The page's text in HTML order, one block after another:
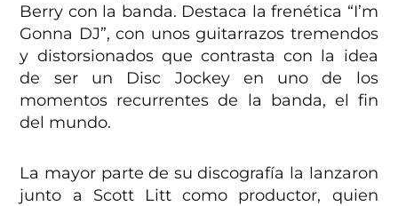
Berry con la banda. Destaca la frenética “I’m
Gonna DJ”, con unos guitarrazos tremendos
y distorsionados que contrasta con la idea
de ser un Disc Jockey en uno de los
momentos recurrentes de la banda, el fin
del mundo.
La mayor parte de su discografía la lanzaron
junto a Scott Litt como productor, quien